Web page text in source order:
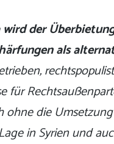
der
als
für
ohne die
in Syrien und